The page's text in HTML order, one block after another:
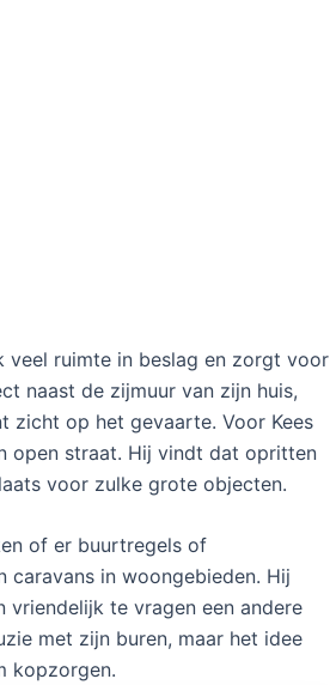
veel ruimte in beslag en zorgt voor
naast de zijmuur van zijn huis,
zicht op het gevaarte. Voor Kees
open straat. Hij vindt dat opritten
voor zulke grote objecten.
of er buurtregels of
in woongebieden. Hij
te vragen een andere
met zijn buren, maar het idee
kopzorgen.